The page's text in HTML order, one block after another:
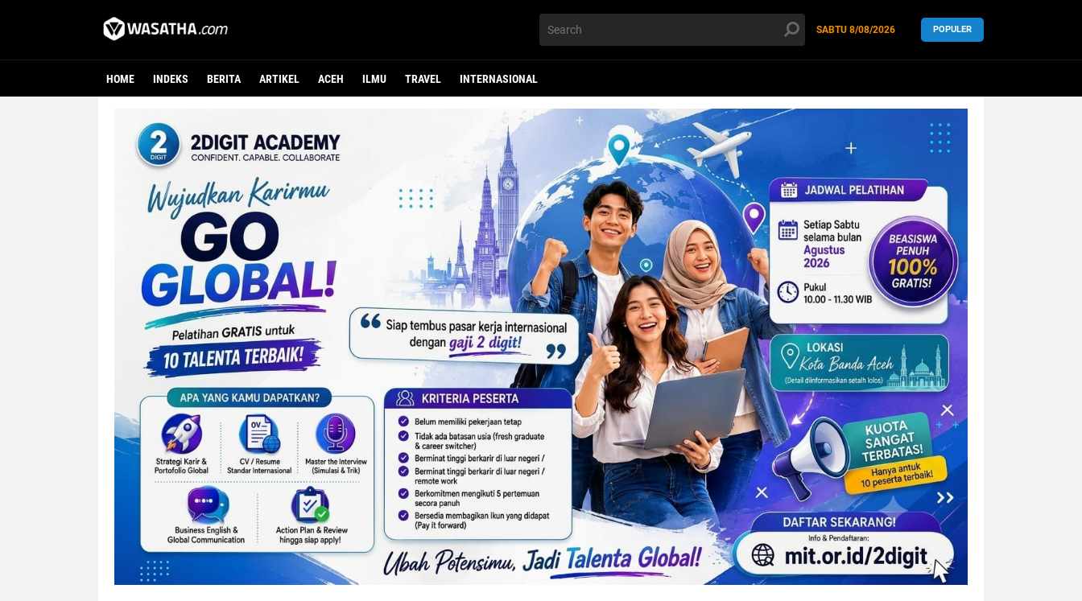
SABTU 8/08/2026 POPULER
HOME INDEKS BERITA ARTIKEL ACEH ILMU TRAVEL INTERNASIONAL